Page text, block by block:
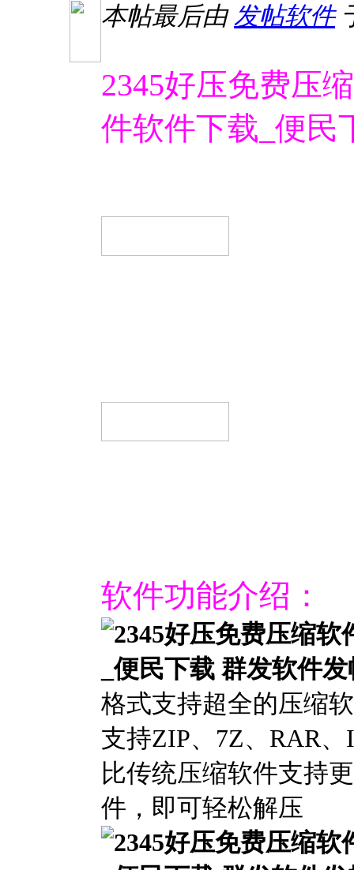
本帖最后由发帖软件
2345好压免费压
件软件下载_便民
软件功能介绍：
格式支持超全的压缩
支持ZIP、7Z、RAR
比传统压缩软件支持
件，即可轻松解压